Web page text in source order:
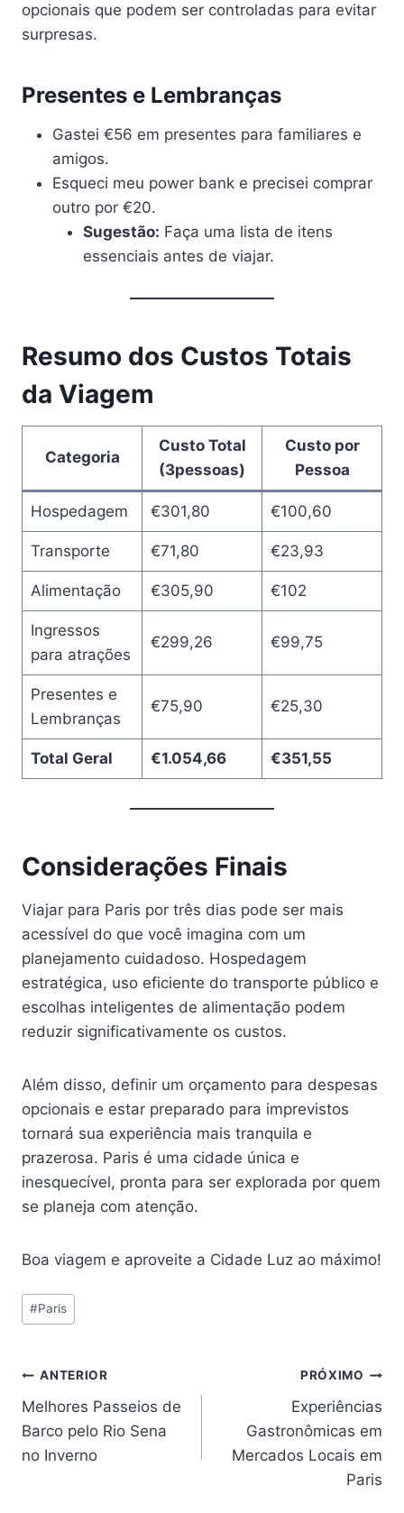
opcionais que podem ser controladas para evitar
surpresas.
Presentes e Lembranças
Gastei €56 em presentes para familiares e
amigos.
Esqueci meu power bank e precisei comprar
outro por €20.
Sugestão: Faça uma lista de itens
essenciais antes de viajar.
Resumo dos Custos Totais
da Viagem
Categoria
Custo Total
(3pessoas)
Custo por
Pessoa
Hospedagem €301,80 €100,60
Transporte €71,80 €23,93
Alimentação €305,90 €102
Ingressos
para atrações
€299,26 €99,75
Presentes e
Lembranças
€75,90 €25,30
Total Geral €1.054,66 €351,55
Considerações Finais
Viajar para Paris por três dias pode ser mais
acessível do que você imagina com um
planejamento cuidadoso. Hospedagem
estratégica, uso eficiente do transporte público e
escolhas inteligentes de alimentação podem
reduzir significativamente os custos.
Além disso, definir um orçamento para despesas
opcionais e estar preparado para imprevistos
tornará sua experiência mais tranquila e
prazerosa. Paris é uma cidade única e
inesquecível, pronta para ser explorada por quem
se planeja com atenção.
Boa viagem e aproveite a Cidade Luz ao máximo!
Tags
do
#Paris
Navegação
de
Post
ANTERIOR
Melhores Passeios de
Barco pelo Rio Sena
no Inverno
PRÓXIMO
Experiências
Gastronômicas em
Mercados Locais em
Paris